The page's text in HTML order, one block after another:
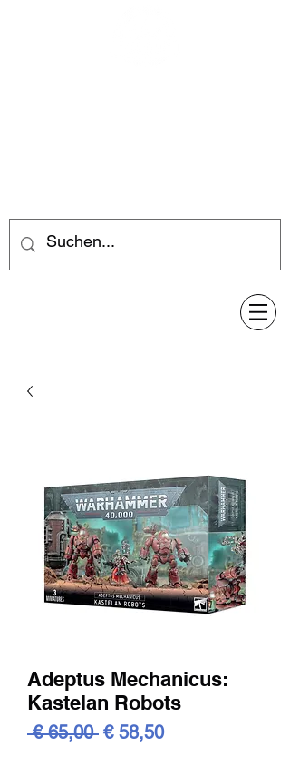
Adeptus Mechanicus:
Kastelan Robots
€ 65,00 Standardpreis
€ 58,50Sale-